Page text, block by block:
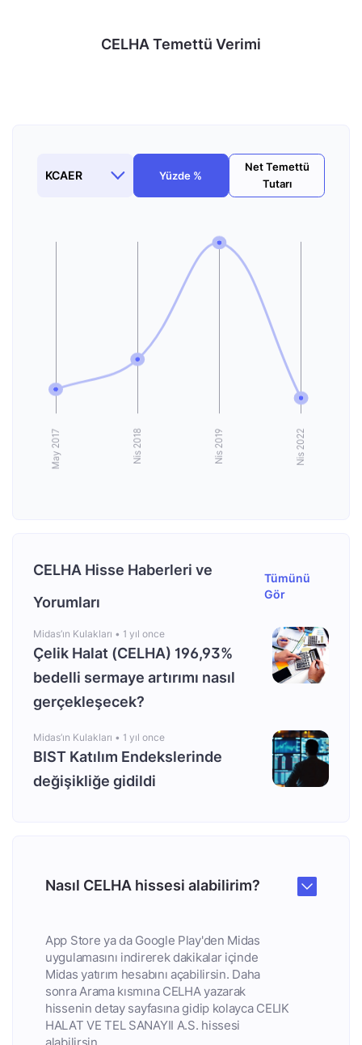
CELHA Temettü Verimi
Yüzde %
Net Temettü
Tutarı
CELHA Hisse Haberleri ve
Yorumları
Tümünü
Gör
Midas’ın Kulakları • 1 yıl once
Çelik Halat (CELHA) 196,93%
bedelli sermaye artırımı nasıl
gerçekleşecek?
Midas’ın Kulakları • 1 yıl once
BIST Katılım Endekslerinde
değişikliğe gidildi
Nasıl CELHA hissesi alabilirim?
App Store ya da Google Play'den Midas
uygulamasını indirerek dakikalar içinde
Midas yatırım hesabını açabilirsin. Daha
sonra Arama kısmına CELHA yazarak
hissenin detay sayfasına gidip kolayca CELIK
HALAT VE TEL SANAYII A.S. hissesi